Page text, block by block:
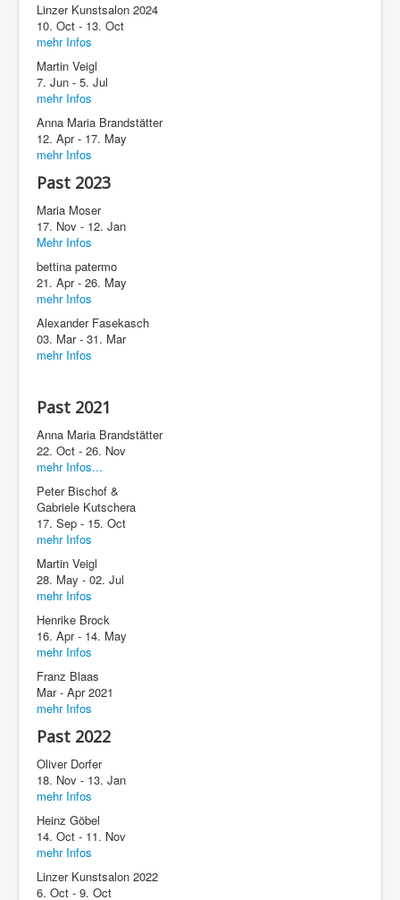
Linzer Kunstsalon 2024
10. Oct - 13. Oct
mehr Infos
Martin Veigl
7. Jun - 5. Jul
mehr Infos
Anna Maria Brandstätter
12. Apr - 17. May
mehr Infos
Past 2023
Maria Moser
17. Nov - 12. Jan
Mehr Infos
bettina patermo
21. Apr - 26. May
mehr Infos
Alexander Fasekasch
03. Mar - 31. Mar
mehr Infos
Past 2021
Anna Maria Brandstätter
22. Oct - 26. Nov
mehr Infos...
Peter Bischof &
Gabriele Kutschera
17. Sep - 15. Oct
mehr Infos
Martin Veigl
28. May - 02. Jul
mehr Infos
Henrike Brock
16. Apr - 14. May
mehr Infos
Franz Blaas
Mar - Apr 2021
mehr Infos
Past 2022
Oliver Dorfer
18. Nov - 13. Jan
mehr Infos
Heinz Göbel
14. Oct - 11. Nov
mehr Infos
Linzer Kunstsalon 2022
6. Oct - 9. Oct